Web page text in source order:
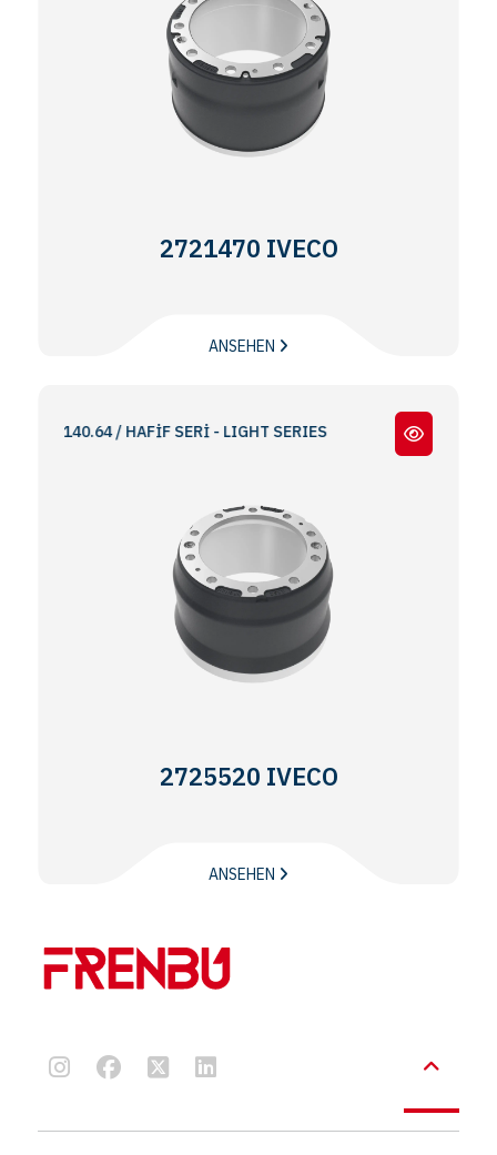
2721470 IVECO
ANSEHEN
140.64 / HAFİF SERİ - LIGHT SERIES
2725520 IVECO
ANSEHEN